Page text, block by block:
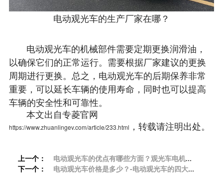
电动观光车的生产厂家在哪？
电动观光车的机械部件需要定期更换润滑油，
以确保它们的正常运行。需要根据厂家建议的更换
周期进行更换。总之，电动观光车的后期保养非常
重要，可以延长车辆的使用寿命，同时也可以提高
车辆的安全性和可靠性。
本文出自专菱官网
https://www.zhuanlingev.com/article/233.html ，转载请注明出处。
上一个：
电动观光车的优点有哪些方面？观光车电机作
用和用途「专菱」
下一个：
电动观光车价格是多少？-电动观光车的四大工